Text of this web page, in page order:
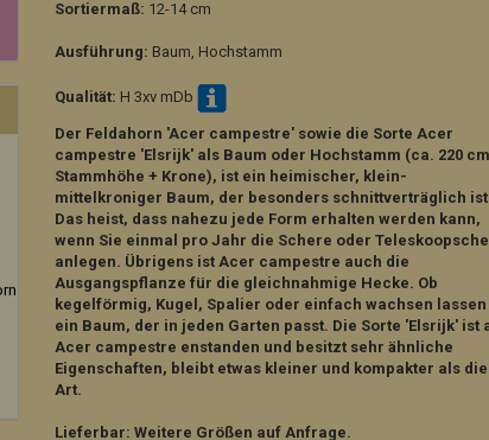
Sortiermaß: 12-14 cm
Ausführung: Baum, Hochstamm
Qualität: H 3xv mDb
Der Feldahorn 'Acer campestre' sowie die Sorte Acer
campestre 'Elsrijk' als Baum oder Hochstamm (ca. 220 cm
Stammhöhe + Krone), ist ein heimischer, klein-
mittelkroniger Baum, der besonders schnittverträglich
Das heist, dass nahezu jede Form erhalten werden kann,
wenn Sie einmal pro Jahr die Schere oder
anlegen. Übrigens ist Acer campestre auch die
Ausgangspflanze für die gleichnahmige Hecke. Ob
kegelförmig, Kugel, Spalier oder einfach wachsen lassen
ein Baum, der in jeden Garten passt. Die Sorte 'Elsrijk' ist
Acer campestre enstanden und besitzt sehr ähnliche
Eigenschaften, bleibt etwas kleiner und kompakter als die
Art.
Lieferbar: Weitere Größen auf Anfrage.